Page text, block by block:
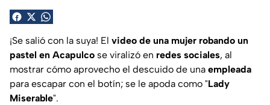
¡Se salió con la suya! El video de una mujer robando un
pastel en Acapulco se viralizó en redes sociales, al
mostrar cómo aprovecho el descuido de una empleada
para escapar con el botín; se le apoda como "Lady
Miserable".